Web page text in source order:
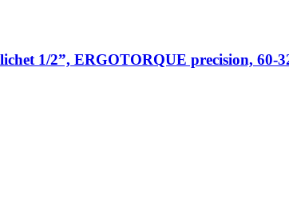
1/2”, ERGOTORQUE precision, 60-